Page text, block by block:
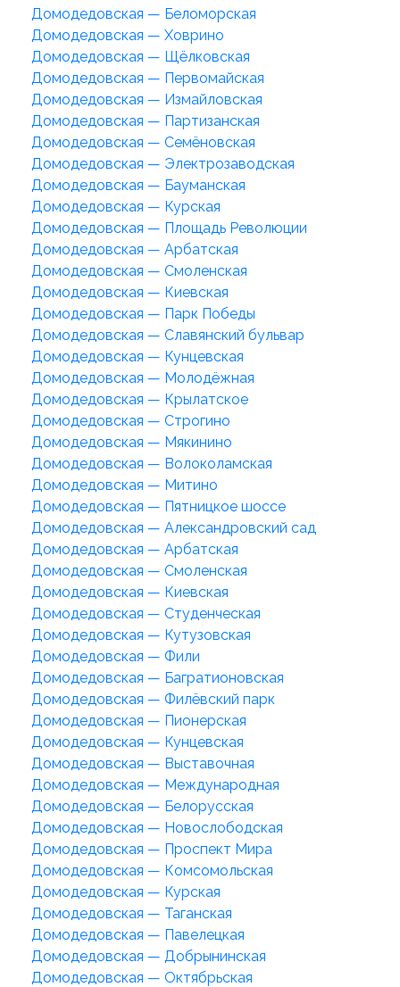
Домодедовская — Беломорская
Домодедовская — Ховрино
Домодедовская — Щёлковская
Домодедовская — Первомайская
Домодедовская — Измайловская
Домодедовская — Партизанская
Домодедовская — Семёновская
Домодедовская — Электрозаводская
Домодедовская — Бауманская
Домодедовская — Курская
Домодедовская — Площадь Революции
Домодедовская — Арбатская
Домодедовская — Смоленская
Домодедовская — Киевская
Домодедовская — Парк Победы
Домодедовская — Славянский бульвар
Домодедовская — Кунцевская
Домодедовская — Молодёжная
Домодедовская — Крылатское
Домодедовская — Строгино
Домодедовская — Мякинино
Домодедовская — Волоколамская
Домодедовская — Митино
Домодедовская — Пятницкое шоссе
Домодедовская — Александровский сад
Домодедовская — Арбатская
Домодедовская — Смоленская
Домодедовская — Киевская
Домодедовская — Студенческая
Домодедовская — Кутузовская
Домодедовская — Фили
Домодедовская — Багратионовская
Домодедовская — Филёвский парк
Домодедовская — Пионерская
Домодедовская — Кунцевская
Домодедовская — Выставочная
Домодедовская — Международная
Домодедовская — Белорусская
Домодедовская — Новослободская
Домодедовская — Проспект Мира
Домодедовская — Комсомольская
Домодедовская — Курская
Домодедовская — Таганская
Домодедовская — Павелецкая
Домодедовская — Добрынинская
Домодедовская — Октябрьская